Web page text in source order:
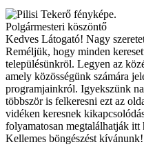
Polgármesteri köszöntő
Kedves Látogató! Nagy
Reméljük, hogy minden
településünkröl. Legyen az
amely közösségünk számára
programjainkról. Igyekszünk
többször is felkeresni ezt az
vidéken keresnek
folyamatosan megtalálhatják
Kellemes böngészést kívánunk!